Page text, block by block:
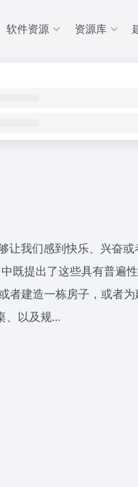
软件资源 资源库
让我们感到快乐、兴奋
既提出了这些具有普遍
者建造一栋房子，或者
、以及规...